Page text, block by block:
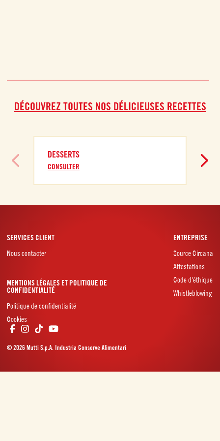
DÉCOUVREZ TOUTES NOS DÉLICIEUSES RECETTES
DESSERTS
CONSULTER
SERVICES CLIENT
Nous contacter
ENTREPRISE
Source Circana
Attestations
Code d'éthique
Whistleblowing
MENTIONS LÉGALES ET POLITIQUE DE
CONFIDENTIALITÉ
Politique de confidentialité
Cookies
© 2026 Mutti S.p.A. Industria Conserve Alimentari